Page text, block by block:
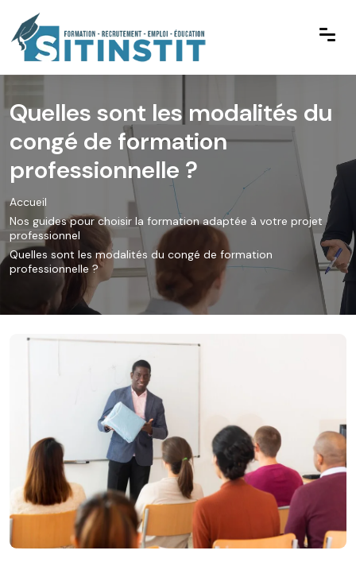
Quelles sont les modalités du
congé de formation
professionnelle ?
Accueil
Nos guides pour choisir la formation adaptée à votre projet
professionnel
Quelles sont les modalités du congé de formation
professionnelle ?